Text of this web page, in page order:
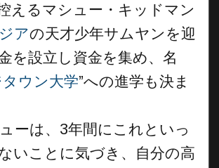
えるマシュー・キッドマン
アの天才少年サムヤンを迎
を設立し資金を集め、名
ウン大学”への進学も決ま
ーは、3年間にこれといっ
いことに気づき、自分の高